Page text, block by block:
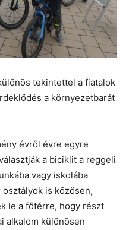
tekintettel a fiatalok
a környezetbarát
évről évre egyre
a biciklit a reggeli
vagy iskolába
is közösen,
le a főtérre, hogy részt
alkalom különösen